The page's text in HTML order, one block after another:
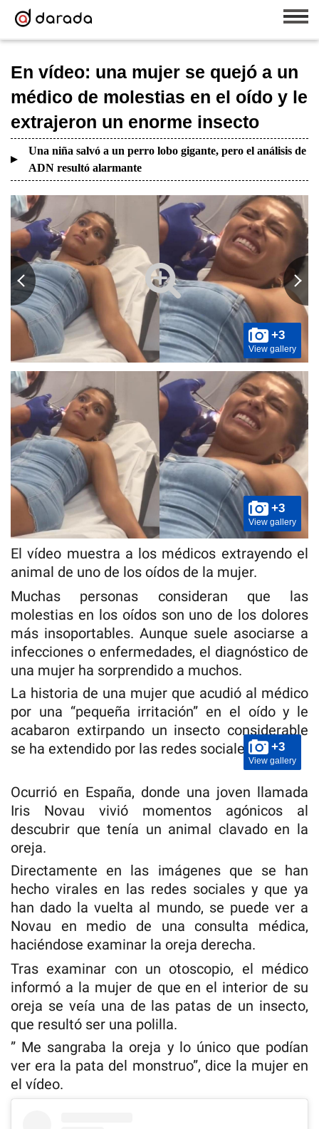
En vídeo: una mujer se quejó a un
médico de molestias en el oído y le
extrajeron un enorme insecto
Una niña salvó a un perro lobo gigante, pero el análisis de
ADN resultó alarmante
+3
View gallery
+3
View gallery
El vídeo muestra a los médicos extrayendo el
animal de uno de los oídos de la mujer.
Muchas personas consideran que las
molestias en los oídos son uno de los dolores
más insoportables. Aunque suele asociarse a
infecciones o enfermedades, el diagnóstico de
una mujer ha sorprendido a muchos.
La historia de una mujer que acudió al médico
por una “pequeña irritación” en el oído y le
acabaron extirpando un insecto considerable
se ha extendido por las redes sociales.
+3
View gallery
Ocurrió en España, donde una joven llamada
Iris Novau vivió momentos agónicos al
descubrir que tenía un animal clavado en la
oreja.
Directamente en las imágenes que se han
hecho virales en las redes sociales y que ya
han dado la vuelta al mundo, se puede ver a
Novau en medio de una consulta médica,
haciéndose examinar la oreja derecha.
Tras examinar con un otoscopio, el médico
informó a la mujer de que en el interior de su
oreja se veía una de las patas de un insecto,
que resultó ser una polilla.
” Me sangraba la oreja y lo único que podían
ver era la pata del monstruo”, dice la mujer en
el vídeo.